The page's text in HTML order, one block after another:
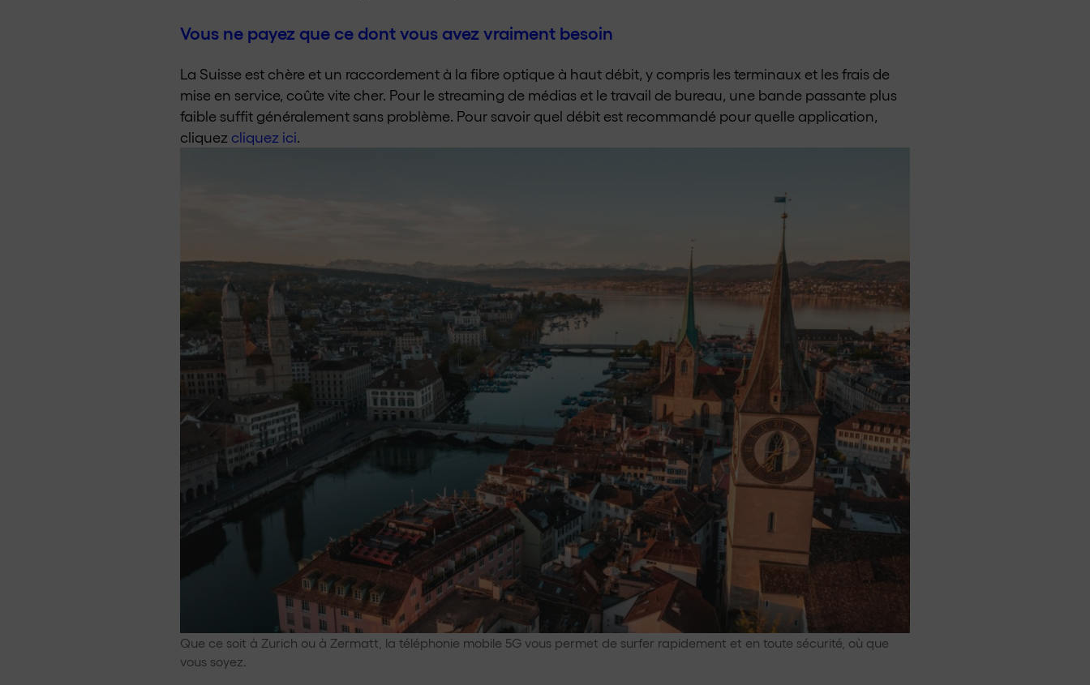
Vous ne payez que ce dont vous avez vraiment besoin
La Suisse est chère et un raccordement à la fibre optique à haut débit, y compris les terminaux et les frais de
mise en service, coûte vite cher. Pour le streaming de médias et le travail de bureau, une bande passante plus
faible suffit généralement sans problème. Pour savoir quel débit est recommandé pour quelle application,
cliquez cliquez ici
Que ce soit à Zurich ou à Zermatt, la téléphonie mobile 5G vous permet de surfer rapidement et en toute sécurité, où que
vous soyez.